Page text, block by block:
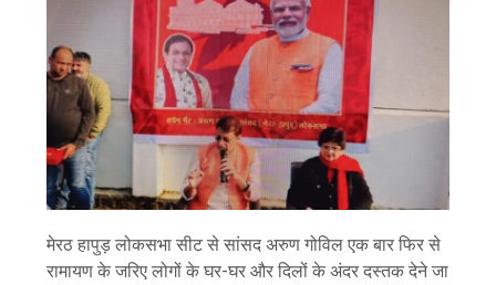
मेरठ हापुड़ लोकसभा सीट से सांसद अरुण गोविल एक बार फिर से
रामायण के जरिए लोगों के घर-घर और दिलों के अंदर दस्तक देने जा